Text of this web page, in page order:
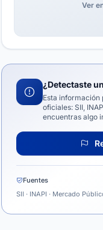
Ver
¿Detectaste
Esta información
oficiales: SII,
encuentras algo
Fuentes
SII · INAPI · Mercado